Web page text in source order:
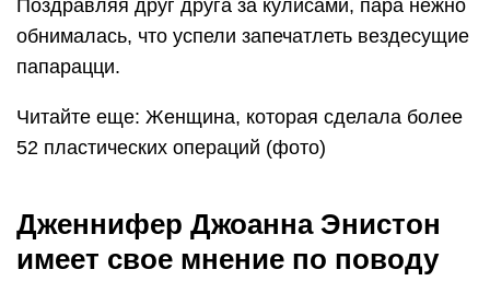
Поздравляя друг друга за кулисами, пара нежно
обнималась, что успели запечатлеть вездесущие
папарацци.
Читайте еще: Женщина, которая сделала более
52 пластических операций (фото)
Дженнифер Джоанна Энистон
имеет свое мнение по поводу